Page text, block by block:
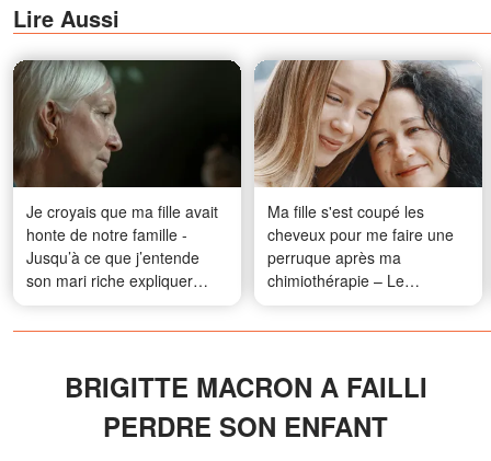
Lire Aussi
Je croyais que ma fille avait
honte de notre famille -
Jusqu’à ce que j’entende
son mari riche expliquer
pourquoi je n’avais jamais
été invitée chez eux
Ma fille s'est coupé les
cheveux pour me faire une
perruque après ma
chimiothérapie – Le
lendemain, son professeur
m'a appelée pour me dire : «
est là et la cherche »
BRIGITTE MACRON A FAILLI
PERDRE SON ENFANT